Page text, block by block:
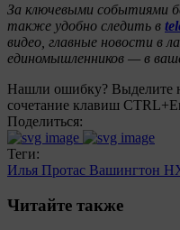
За ключевыми событиями
также удобно следить в
видео, главные новости в
единомышленников — в
Нашли ошибку? Выделите
сочетание клавиш
Поделиться:
Теги:
Илья Протас Вашингтон
Читайте также